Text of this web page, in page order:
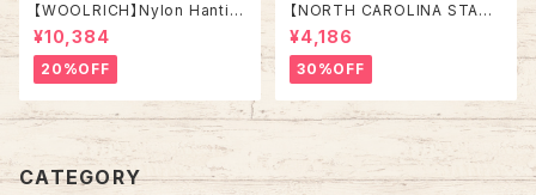
【WOOLRICH】Nylon Hantin
g jacket L相当 Made in US
A 70s vintage ウールリッチ
ナイロン ハンティングジャケット
米国製 ヴィンテージ アメリカ U
SA レトロ 古着
¥10,384
20%OFF
【NORTH CAROLINA STATE
UNIVRTSITY】L/S Sweat L
相当 90s “ NORTH CAROLI
NA STATE UNIVRTSITY” ス
ウェット トレーナー カレッジモノ
カレッジロゴ vintage ヴィンテ
ージ ビンテージ アメリカ USA
¥4,186
30%OFF
CATEGORY